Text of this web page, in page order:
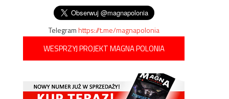
Telegramhttps://t.me/magnapolonia
WESPRZYJ PROJEKT MAGNA POLONIA